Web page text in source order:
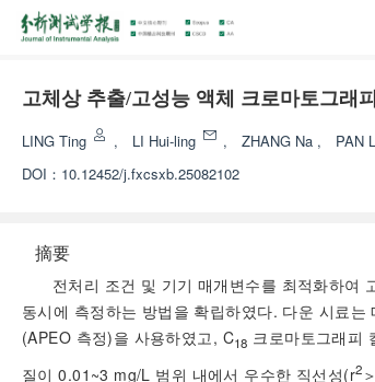
고체상 추출/고성능 액체 크로마토그래
LING Ting , LI Hui-ling , ZHANG Na , PAN
DOI： 10.12452/j.fxcsxb.25082102
摘要
전처리 조건 및 기기 매개변수를 최적화하여
동시에 측정하는 방법을 확립하였다. 다운 시료
(APEO 측정)을 사용하였고, C18 크로마토그래피
질이 0.01~3 mg/L 범위 내에서 우수한 직선성(r2